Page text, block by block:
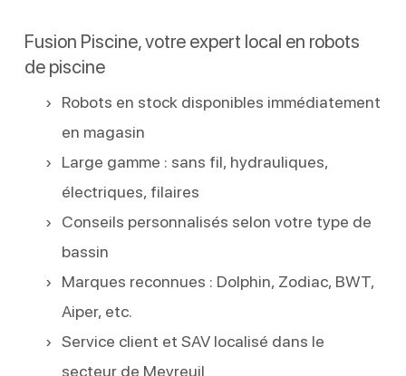
Fusion Piscine, votre expert local en robots
de piscine
Robots en stock disponibles immédiatement
en magasin
Large gamme : sans fil, hydrauliques,
électriques, filaires
Conseils personnalisés selon votre type de
bassin
Marques reconnues : Dolphin, Zodiac, BWT,
Aiper, etc.
Service client et SAV localisé dans le
secteur de Meyreuil